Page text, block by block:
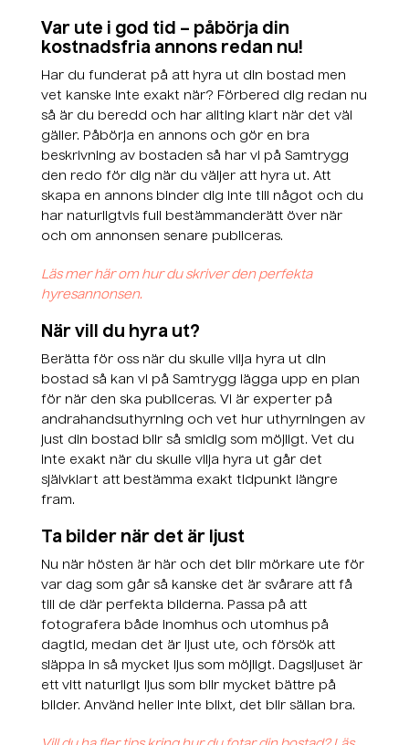
Var ute i god tid – påbörja din
kostnadsfria annons redan nu!
Har du funderat på att hyra ut din bostad men
vet kanske inte exakt när? Förbered dig redan nu
så är du beredd och har allting klart när det väl
gäller. Påbörja en annons och gör en bra
beskrivning av bostaden så har vi på Samtrygg
den redo för dig när du väljer att hyra ut. Att
skapa en annons binder dig inte till något och du
har naturligtvis full bestämmanderätt över när
och om annonsen senare publiceras.
Läs mer här om hur du skriver den perfekta
hyresannonsen.
När vill du hyra ut?
Berätta för oss när du skulle vilja hyra ut din
bostad så kan vi på Samtrygg lägga upp en plan
för när den ska publiceras. Vi är experter på
andrahandsuthyrning och vet hur uthyrningen av
just din bostad blir så smidig som möjligt. Vet du
inte exakt när du skulle vilja hyra ut går det
självklart att bestämma exakt tidpunkt längre
fram.
Ta bilder när det är ljust
Nu när hösten är här och det blir mörkare ute för
var dag som går så kanske det är svårare att få
till de där perfekta bilderna. Passa på att
fotografera både inomhus och utomhus på
dagtid, medan det är ljust ute, och försök att
släppa in så mycket ljus som möjligt. Dagsljuset är
ett vitt naturligt ljus som blir mycket bättre på
bilder. Använd heller inte blixt, det blir sällan bra.